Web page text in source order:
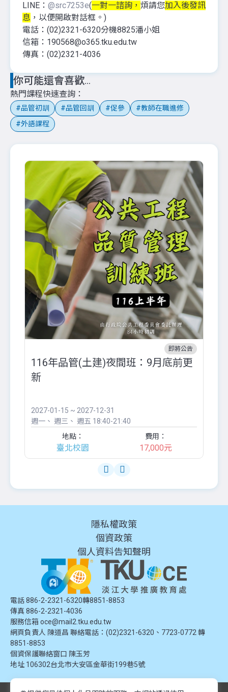
LINE： @src7253e(一對一諮詢， 煩請您加入後發訊
息 ，以便開啟對話框。)
電話：(02)2321-6320分機8825潘小姐
信箱：190568@o365.tku.edu.tw
傳真：(02)2321-4036
你可能還會喜歡...
熱門課程快速查詢
品管初訓 品管回訓 促參
教師在職進修
外語課程
即將公告
116年品管(土建)夜間班：9月底前更
新
2027-01-15 ~ 2027-12-31
週一
週三 週五 18:40-21:40
地點：
臺北校園
費用：
17,000元
隱私權政策
個資政策
個人資料告知聲明
電話 886-2-2321-6320轉8851-8853
傳真 886-2-2321-4036
服務信箱 oce@mail2.tku.edu.tw
網頁負責人 陳道昌 聯絡電話：(02)2321-6320、7723-0772 轉
8851-8853
個資保護聯絡窗口 陳玉芳
地址 106302台北市大安區金華街199巷5號